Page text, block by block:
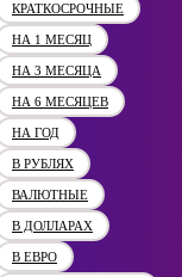
КРАТКОСРОЧНЫЕ
НА 1 МЕСЯЦ
НА 3 МЕСЯЦА
НА 6 МЕСЯЦЕВ
НА ГОД
В РУБЛЯХ
ВАЛЮТНЫЕ
В ДОЛЛАРАХ
В ЕВРО